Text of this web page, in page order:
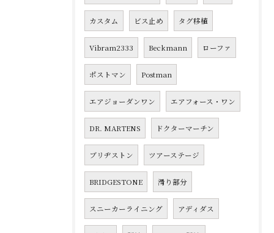
カスタム ビス止め タグ移植
Vibram2333 Beckmann ローファ
ポストマン Postman
エアジョーダンワン エアフォース・ワン
DR. MARTENS ドクターマーチン
ブリヂストン ツアーステージ
BRIDGESTONE 滑り部分
スニーカーライニング アディダス